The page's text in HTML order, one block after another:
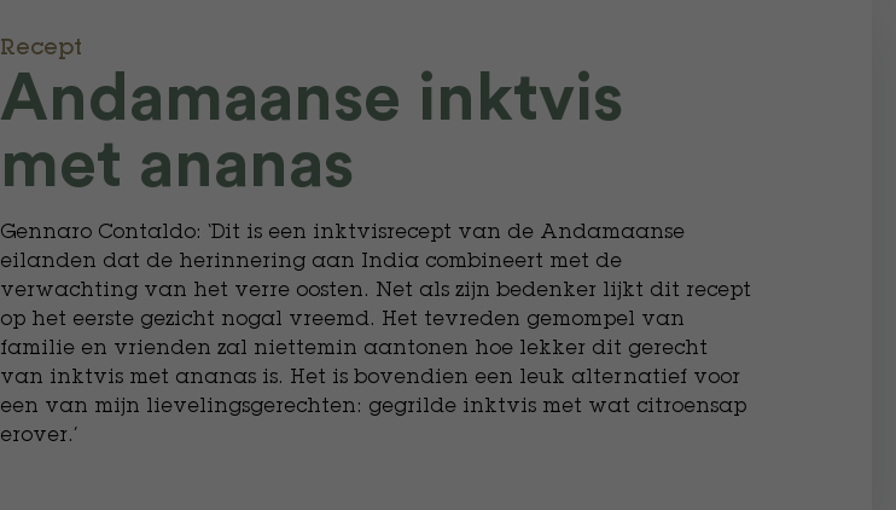
Recept
Andamaanse inktvis
met ananas
Gennaro Contaldo: ‘Dit is een inktvisrecept van de Andamaanse
eilanden dat de herinnering aan India combineert met de
verwachting van het verre oosten. Net als zijn bedenker lijkt dit recept
op het eerste gezicht nogal vreemd. Het tevreden gemompel van
familie en vrienden zal niettemin aantonen hoe lekker dit gerecht
van inktvis met ananas is. Het is bovendien een leuk alternatief voor
een van mijn lievelingsgerechten: gegrilde inktvis met wat citroensap
erover.’